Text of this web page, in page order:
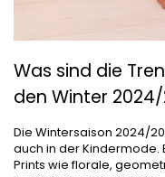
Was sind die
den Winter
Die Wintersaison 2024/
auch in der
Prints wie florale,